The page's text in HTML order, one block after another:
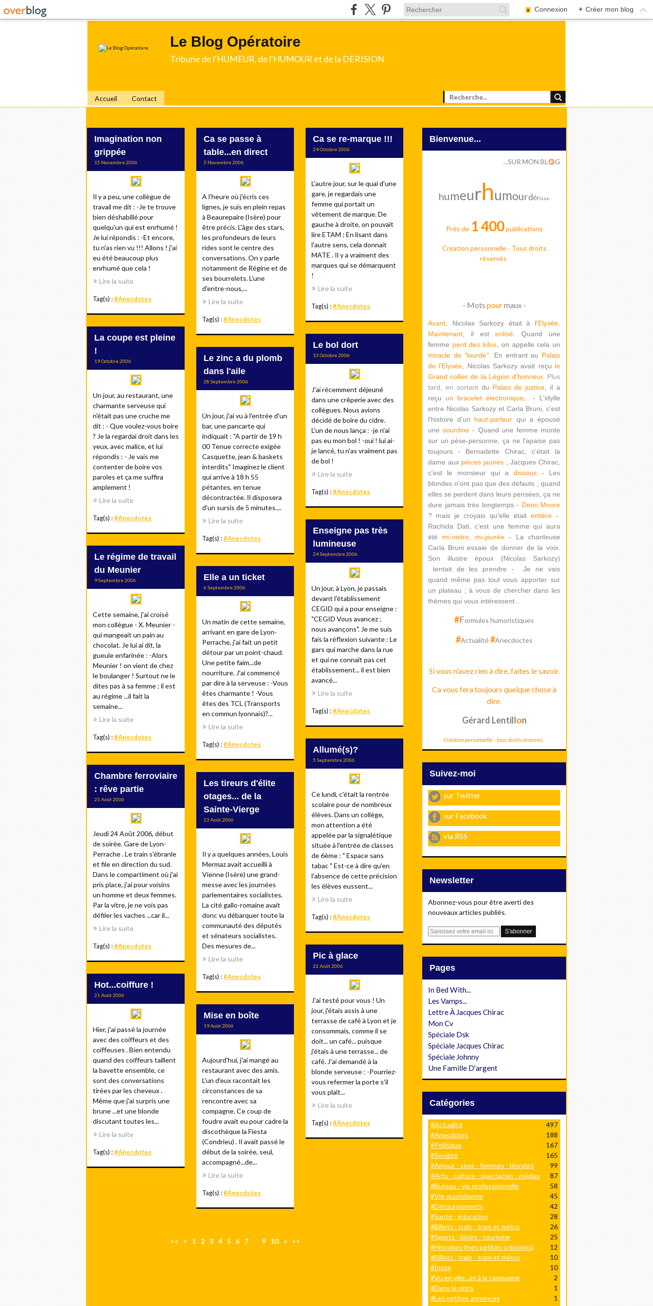
Connexion + Créer mon blog
Le Blog Opératoire
Tribune de l'HUMEUR, de l'HUMOUR et de la DERISION
Accueil Contact
Imagination non
grippée
15 Novembre 2006
Il y a peu, une collègue de
travail me dit : -Je te trouve
bien déshabillé pour
quelqu'un qui est enrhumé !
Je lui répondis : -Et encore,
tu n'as rien vu !!! Allons ! j'ai
eu été beaucoup plus
enrhumé que cela !
Lire la suite
Tag(s) :#Anecdotes
Ca se passe à
table...en direct
5 Novembre 2006
A l'heure où j'écris ces
lignes, je suis en plein repas
à Beaurepaire (Isère) pour
être précis. L'âge des stars,
les profondeurs de leurs
rides sont le centre des
conversations. On y parle
notamment de Régine et de
ses bourrelets. L'une
d'entre-nous,...
Lire la suite
Tag(s) :#Anecdotes
Ca se re-marque !!!
24 Octobre 2006
L'autre jour, sur le quai d'une
gare, je regardais une
femme qui portait un
vêtement de marque. De
gauche à droite, on pouvait
lire ETAM ; En lisant dans
l'autre sens, cela donnait
MATE . Il y a vraiment des
marques qui se démarquent
!
Lire la suite
Tag(s) :#Anecdotes
La coupe est pleine
!
19 Octobre 2006
Un jour, au restaurant, une
charmante serveuse qui
n'était pas une cruche me
dit : - Que voulez-vous boire
? Je la regardai droit dans les
yeux, avec malice, et lui
répondis : - Je vais me
contenter de boire vos
paroles et ça me suffira
amplement !
Lire la suite
Tag(s) :#Anecdotes
Le bol dort
13 Octobre 2006
J'ai récemment déjeuné
dans une crêperie avec des
collègues. Nous avions
décidé de boire du cidre.
L'un de nous lança : -je n'ai
pas eu mon bol ! -oui ! lui ai-
je lancé, tu n'as vraiment pas
de bol !
Lire la suite
Tag(s) :#Anecdotes
Le zinc a du plomb
dans l'aile
28 Septembre 2006
Un jour, j'ai vu à l'entrée d'un
bar, une pancarte qui
indiquait : "A partir de 19 h
00 Tenue correcte exigée
Casquette, jean & baskets
interdits" Imaginez le client
qui arrive à 18 h 55
pétantes, en tenue
décontractée. Il disposera
d'un sursis de 5 minutes....
Lire la suite
Tag(s) :#Anecdotes
Enseigne pas très
lumineuse
24 Septembre 2006
Un jour, à Lyon, je passais
devant l'établissement
CEGID qui a pour enseigne :
"CEGID Vous avancez ;
nous avançons". Je me suis
fais la réflexion suivante : Le
gars qui marche dans la rue
et qui ne connaît pas cet
établissement... il est bien
avancé...
Lire la suite
Tag(s) :#Anecdotes
Le régime de travail
du Meunier
9 Septembre 2006
Cette semaine, j'ai croisé
mon collègue - X. Meunier -
qui mangeait un pain au
chocolat. Je lui ai dit, la
gueule enfarinée : -Alors
Meunier ! on vient de chez
le boulanger ! Surtout ne le
dites pas à sa femme ; il est
au régime ...il fait la
semaine...
Lire la suite
Tag(s) :#Anecdotes
Elle a un ticket
6 Septembre 2006
Un matin de cette semaine,
arrivant en gare de Lyon-
Perrache, j'ai fait un petit
détour par un point-chaud.
Une petite faim...de
nourriture. J'ai commencé
par dire à la serveuse : -Vous
êtes charmante ! -Vous
êtes des TCL (Transports
en commun lyonnais)?...
Lire la suite
Tag(s) :#Anecdotes
Allumé(s)?
5 Septembre 2006
Ce lundi, c'était la rentrée
scolaire pour de nombreux
élèves. Dans un collège,
mon attention a été
appelée par la signalétique
située à l'entrée de classes
de 6ème : " Espace sans
tabac " Est-ce à dire qu'en
l'absence de cette précision
les élèves eussent...
Lire la suite
Tag(s) :#Anecdotes
Chambre ferroviaire
: rêve partie
25 Août 2006
Jeudi 24 Août 2006, début
de soirée. Gare de Lyon-
Perrache . Le train s'ébranle
et file en direction du sud.
Dans le compartiment où j'ai
pris place, j'ai pour voisins
un homme et deux femmes.
Par la vitre, je ne vois pas
défiler les vaches ...car il...
Lire la suite
Tag(s) :#Anecdotes
Les tireurs d'élite
otages... de la
Sainte-Vierge
23 Août 2006
Il y a quelques années, Louis
Mermaz avait accueilli à
Vienne (Isère) une grand-
messe avec les journées
parlementaires socialistes.
La cité gallo-romaine avait
donc vu débarquer toute la
communauté des députés
et sénateurs socialistes.
Des mesures de...
Lire la suite
Tag(s) :#Anecdotes
Pic à glace
22 Août 2006
J'ai testé pour vous ! Un
jour, j'étais assis à une
terrasse de café à Lyon et je
consommais, comme il se
doit... un café... puisque
j'étais à une terrasse... de
café. J'ai demandé à la
blonde serveuse : -Pourriez-
vous refermer la porte s'il
vous plaît...
Lire la suite
Tag(s) :#Anecdotes
Hot...coiffure !
21 Août 2006
Hier, j'ai passé la journée
avec des coiffeurs et des
coiffeuses . Bien entendu
quand des coiffeurs taillent
la bavette ensemble, ce
sont des conversations
tirées par les cheveux .
Même que j'ai surpris une
brune ...et une blonde
discutant toutes les...
Lire la suite
Tag(s) :#Anecdotes
Mise en boîte
19 Août 2006
Aujourd'hui, j'ai mangé au
restaurant avec des amis.
L'un d'eux racontait les
circonstances de sa
rencontre avec sa
compagne. Ce coup de
foudre avait eu pour cadre la
discothèque la Fiesta
(Condrieu) . Il avait passé le
début de la soirée, seul,
accompagné...de...
Lire la suite
Tag(s) :#Anecdotes
<< < 1 2 3 4 5 6 7 9 10 > >>
Bienvenue...
...SUR MON BL 😏G
humeurhumourdérision
Près de 1 400 publications
Création personnelle - Tous droits
réservés
- Mots pourmaux -
Avant , Nicolas Sarkozy était à l'Elysée
Maintenant , il estenlisé . Quand une
femme perd des kilos , on appelle cela un
miracle de "lourde". En entrant au Palais
de l'Elysée , Nicolas Sarkozy avait reçu le
Grand collier de la Légion d'honneur. Plus
tard, en sortantdu Palais de justice , il a
reçu un bracelet électronique.
- L'idylle
entre Nicolas Sarkozy et Carla Bruni, c'est
l'histoire d'un haut-parleur qui a épousé
unesourdine - Quand une femme monte
sur un pèse-personne, ça ne l'apaise pas
toujours - Bernadette Chirac, c'était la
dame aux pièces jaunes ; Jacques Chirac,
c'est le monsieur qui a dissous - Les
blondes n'ont pas que des défauts ; quand
elles se perdent dans leurs pensées, ça ne
dure jamais très longtemps - Demi Moore
? mais je croyais qu'elle étaitentière-
Rachida Dati , c'est une femme qui aura
été mi-nistre, mi-jaurée -
La chanteuse
Carla Bruni essaie de donner de la voix.
Son illustre époux (Nicolas Sarkozy)
tentait de les prendre - Je ne vais
quand même pas tout vous apporter sur
un plateau ; à vous de chercher dans les
thèmes qui vous intéressent...
#Formules humoristiques
#Actualité#Anecdoctes
Si vous n'avez rien à dire, faites le savoir.
Ca vous fera toujours quelque chose à
dire.
Gérard Lentillon
Création personnelle - tous droits réservés.
Suivez-moi
sur Twitter
sur Facebook
via RSS
Newsletter
Abonnez-vous pour être averti des
nouveaux articles publiés.
E
Pages
In Bed With...
Les Vamps...
Lettre À Jacques Chirac
Mon Cv
Spéciale Dsk
Spéciale Jacques Chirac
Spéciale Johnny
Une Famille D'argent
Catégories
#Actualité
497
#Anecdotes
188
#Politique
167
#Société
165
#Amour - sexe - femmes - blondes
99
#Arts - culture - spectacles - médias
87
#Bureau - vie professionnelle
58
#Vie quotidienne
45
#Détournements
42
#Santé - éducation
28
#Billets : train - tram et métro
26
#Sports - loisirs - tourisme
25
#Histoires (mes petites créations)
12
#Billets : train - tram et métro
10
#Intox
10
#Vu en ville...et à la campagne
2
#Dans le rétro
1
#Les petites annonces
1